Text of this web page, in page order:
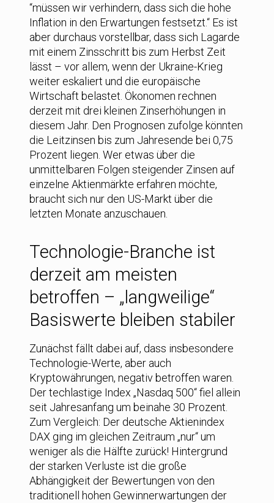
“müssen wir verhindern, dass sich die hohe
Inflation in den Erwartungen festsetzt.“ Es ist
aber durchaus vorstellbar, dass sich Lagarde
mit einem Zinsschritt bis zum Herbst Zeit
lässt – vor allem, wenn der Ukraine-Krieg
weiter eskaliert und die europäische
Wirtschaft belastet. Ökonomen rechnen
derzeit mit drei kleinen Zinserhöhungen in
diesem Jahr. Den Prognosen zufolge könnten
die Leitzinsen bis zum Jahresende bei 0,75
Prozent liegen. Wer etwas über die
unmittelbaren Folgen steigender Zinsen auf
einzelne Aktienmärkte erfahren möchte,
braucht sich nur den US-Markt über die
letzten Monate anzuschauen.
Technologie-Branche ist
derzeit am meisten
betroffen – „langweilige“
Basiswerte bleiben stabiler
Zunächst fällt dabei auf, dass insbesondere
Technologie-Werte, aber auch
Kryptowährungen, negativ betroffen waren.
Der techlastige Index „Nasdaq 500“ fiel allein
seit Jahresanfang um beinahe 30 Prozent.
Zum Vergleich: Der deutsche Aktienindex
DAX ging im gleichen Zeitraum „nur“ um
weniger als die Hälfte zurück! Hintergrund
der starken Verluste ist die große
Abhängigkeit der Bewertungen von den
traditionell hohen Gewinnerwartungen der